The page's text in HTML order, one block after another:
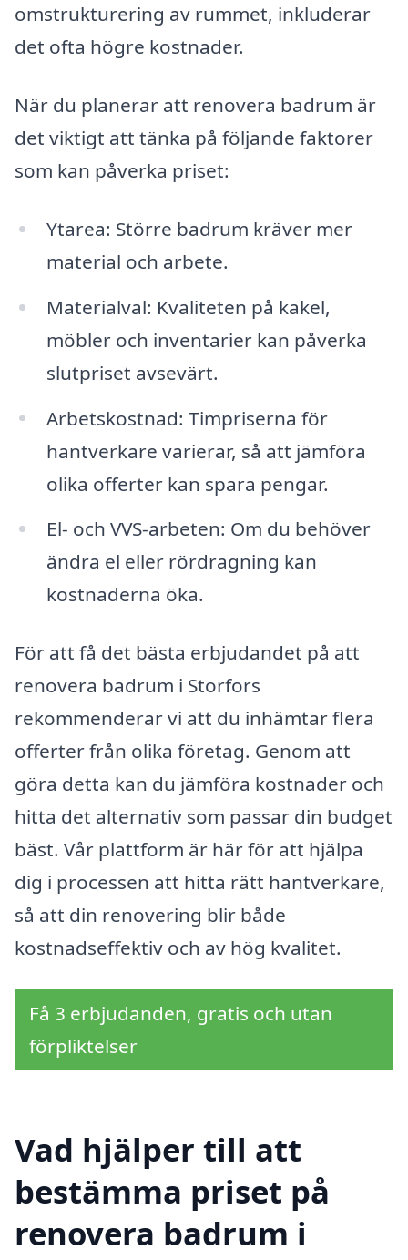
omstrukturering av rummet, inkluderar
det ofta högre kostnader.
När du planerar att renovera badrum är
det viktigt att tänka på följande faktorer
som kan påverka priset:
Ytarea: Större badrum kräver mer
material och arbete.
Materialval: Kvaliteten på kakel,
möbler och inventarier kan påverka
slutpriset avsevärt.
Arbetskostnad: Timpriserna för
hantverkare varierar, så att jämföra
olika offerter kan spara pengar.
El- och VVS-arbeten: Om du behöver
ändra el eller rördragning kan
kostnaderna öka.
För att få det bästa erbjudandet på att
renovera badrum i Storfors
rekommenderar vi att du inhämtar flera
offerter från olika företag. Genom att
göra detta kan du jämföra kostnader och
hitta det alternativ som passar din budget
bäst. Vår plattform är här för att hjälpa
dig i processen att hitta rätt hantverkare,
så att din renovering blir både
kostnadseffektiv och av hög kvalitet.
Få 3 erbjudanden, gratis och utan
förpliktelser
Vad hjälper till att
bestämma priset på
renovera badrum i